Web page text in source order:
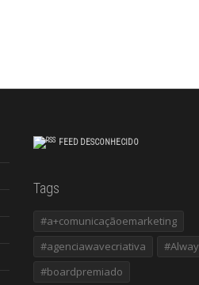
FEED DESCONHECIDO
Tags
#a+comunicaçãoemarketing
#agenciawavecriativa
#boardpremiado